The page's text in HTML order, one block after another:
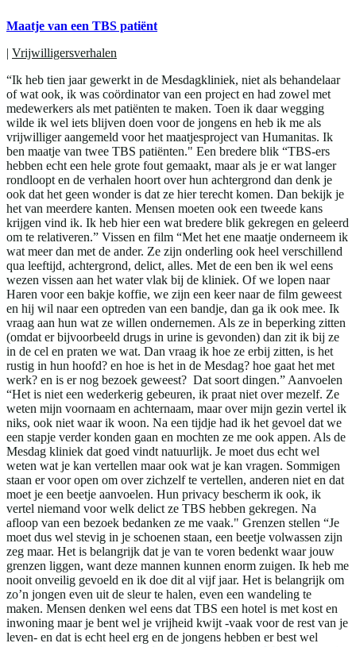
Maatje van een TBS patiënt
| Vrijwilligersverhalen
“Ik heb tien jaar gewerkt in de Mesdagkliniek, niet als behandelaar
of wat ook, ik was coördinator van een project en had zowel met
medewerkers als met patiënten te maken. Toen ik daar wegging
wilde ik wel iets blijven doen voor de jongens en heb ik me als
vrijwilliger aangemeld voor het maatjesproject van Humanitas. Ik
ben maatje van twee TBS patiënten." Een bredere blik “TBS-ers
hebben echt een hele grote fout gemaakt, maar als je er wat langer
rondloopt en de verhalen hoort over hun achtergrond dan denk je
ook dat het geen wonder is dat ze hier terecht komen. Dan bekijk je
het van meerdere kanten. Mensen moeten ook een tweede kans
krijgen vind ik. Ik heb hier een wat bredere blik gekregen en geleerd
om te relativeren.” Vissen en film “Met het ene maatje onderneem ik
wat meer dan met de ander. Ze zijn onderling ook heel verschillend
qua leeftijd, achtergrond, delict, alles. Met de een ben ik wel eens
wezen vissen aan het water vlak bij de kliniek. Of we lopen naar
Haren voor een bakje koffie, we zijn een keer naar de film geweest
en hij wil naar een optreden van een bandje, dan ga ik ook mee. Ik
vraag aan hun wat ze willen ondernemen. Als ze in beperking zitten
(omdat er bijvoorbeeld drugs in urine is gevonden) dan zit ik bij ze
in de cel en praten we wat. Dan vraag ik hoe ze erbij zitten, is het
rustig in hun hoofd? en hoe is het in de Mesdag? hoe gaat het met
werk? en is er nog bezoek geweest? Dat soort dingen.” Aanvoelen
“Het is niet een wederkerig gebeuren, ik praat niet over mezelf. Ze
weten mijn voornaam en achternaam, maar over mijn gezin vertel ik
niks, ook niet waar ik woon. Na een tijdje had ik het gevoel dat we
een stapje verder konden gaan en mochten ze me ook appen. Als de
Mesdag kliniek dat goed vindt natuurlijk. Je moet dus echt wel
weten wat je kan vertellen maar ook wat je kan vragen. Sommigen
staan er voor open om over zichzelf te vertellen, anderen niet en dat
moet je een beetje aanvoelen. Hun privacy bescherm ik ook, ik
vertel niemand voor welk delict ze TBS hebben gekregen. Na
afloop van een bezoek bedanken ze me vaak." Grenzen stellen “Je
moet dus wel stevig in je schoenen staan, een beetje volwassen zijn
zeg maar. Het is belangrijk dat je van te voren bedenkt waar jouw
grenzen liggen, want deze mannen kunnen enorm zuigen. Ik heb me
nooit onveilig gevoeld en ik doe dit al vijf jaar. Het is belangrijk om
zo’n jongen even uit de sleur te halen, even een wandeling te
maken. Mensen denken wel eens dat TBS een hotel is met kost en
inwoning maar je bent wel je vrijheid kwijt -vaak voor de rest van je
leven- en dat is echt heel erg en de jongens hebben er best wel